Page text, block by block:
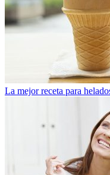
La mejor receta para